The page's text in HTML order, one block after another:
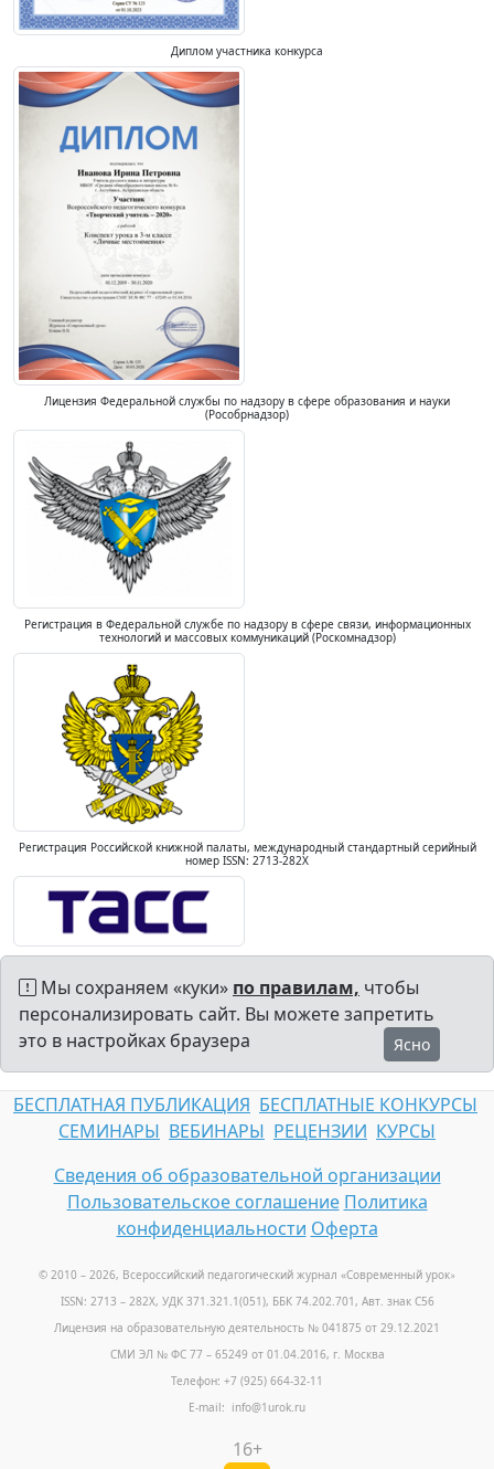
Диплом участника конкурса
Лицензия Федеральной службы по надзору в сфере образования и науки
(Рособрнадзор)
Регистрация в Федеральной службе по надзору в сфере связи, информационных
технологий и массовых коммуникаций (Роскомнадзор)
Регистрация Российской книжной палаты, международный стандартный серийный
номер ISSN: 2713-282X
Мы сохраняем «куки» по правилам, чтобы
персонализировать сайт. Вы можете запретить
это в настройках браузера
Ясно
БЕСПЛАТНАЯ ПУБЛИКАЦИЯ БЕСПЛАТНЫЕ КОНКУРСЫ
СЕМИНАРЫ ВЕБИНАРЫ РЕЦЕНЗИИ КУРСЫ
Сведения об образовательной организации
Пользовательское соглашение Политика
конфиденциальности Оферта
© 2010 – 2026, Всероссийский педагогический журнал «Современный урок»
ISSN: 2713 – 282X, УДК 371.321.1(051), ББК 74.202.701, Авт. знак С56
Лицензия на образовательную деятельность № 041875 от 29.12.2021
СМИ ЭЛ № ФС 77 – 65249 от 01.04.2016, г. Москва
Телефон: +7 (925) 664-32-11
E-mail: info@1urok.ru
16+